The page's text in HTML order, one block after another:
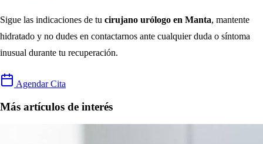
Sigue las indicaciones de tu cirujano urólogo en Manta, mantente
hidratado y no dudes en contactarnos ante cualquier duda o síntoma
inusual durante tu recuperación.
Agendar Cita
Más artículos de interés